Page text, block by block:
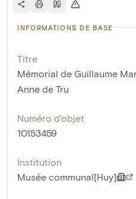
INFORMATIONS DE BASE
Titre
Mémorial de Guillaume
Anne de Tru
Numéro d'objet
10153459
Institution
Musée communal[Huy]